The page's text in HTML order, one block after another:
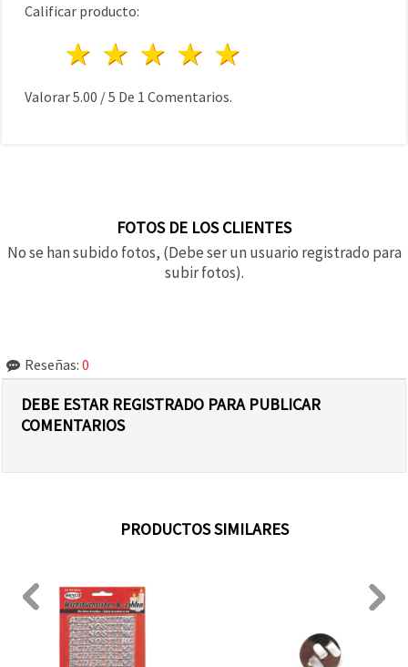
Calificar producto:
4 estrellas
3 estrellas
2 estrellas
1 estrella
Valorar5.00 /5 De 1 Comentarios.
FOTOS DE LOS CLIENTES
No se han subido fotos, (Debe ser un usuario registrado para
subir fotos).
Reseñas: 0
DEBE ESTAR REGISTRADO PARA PUBLICAR
COMENTARIOS
PRODUCTOS SIMILARES